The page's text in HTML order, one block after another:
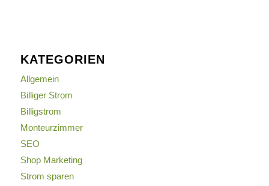
KATEGORIEN
Allgemein
Billiger Strom
Billigstrom
Monteurzimmer
SEO
Shop Marketing
Strom sparen